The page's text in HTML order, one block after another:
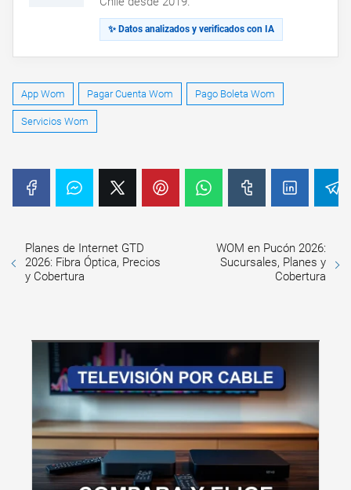
✨ Datos analizados y verificados con IA
App Wom Pagar Cuenta Wom Pago Boleta Wom
Servicios Wom
Planes de Internet GTD
2026: Fibra Óptica, Precios
y Cobertura
WOM en Pucón 2026:
Sucursales, Planes y
Cobertura